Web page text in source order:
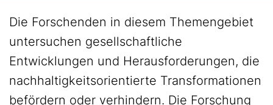
Die Forschenden in diesem Themengebiet
untersuchen gesellschaftliche
Entwicklungen und Herausforderungen, die
nachhaltigkeitsorientierte Transformationen
befördern oder verhindern. Die Forschung